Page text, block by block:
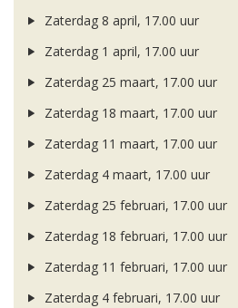
Zaterdag 8 april, 17.00 uur
Zaterdag 1 april, 17.00 uur
Zaterdag 25 maart, 17.00 uur
Zaterdag 18 maart, 17.00 uur
Zaterdag 11 maart, 17.00 uur
Zaterdag 4 maart, 17.00 uur
Zaterdag 25 februari, 17.00 uur
Zaterdag 18 februari, 17.00 uur
Zaterdag 11 februari, 17.00 uur
Zaterdag 4 februari, 17.00 uur